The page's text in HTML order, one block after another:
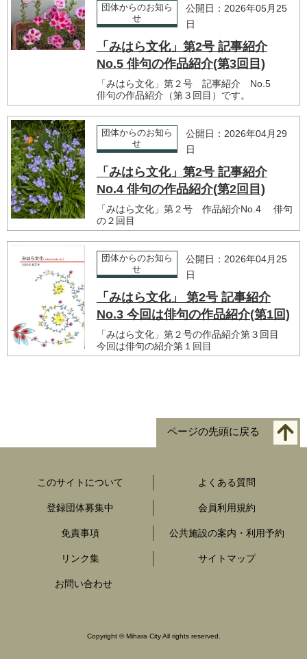
団体からのお知ら
せ
公開日：2026年05月25
日
「みはら文化」第2号 記事紹介
No.5 俳句の作品紹介(第3回目)
「みはら文化」第２号 記事紹介 No.5
俳句の作品紹介（第３回目）です。
団体からのお知ら
せ
公開日：2026年04月29
日
「みはら文化」第2号 記事紹介
No.4 俳句の作品紹介(第2回目)
「みはら文化」第２号 作品紹介No.4 俳句
の２回目
団体からのお知ら
せ
公開日：2026年04月25
日
「みはら文化」 第2号 記事紹介
No.3 今回は俳句の作品紹介(第1回)
「みはら文化」第２号の作品紹介第３回目
今回は俳句の紹介第１回目
ページの先頭に戻る
このサイトについて よくある質問
登録団体募集中 会員利用規約
免責事項 公共施設の案内・利用予約
リンク集 サイトマップ
お問い合わせ
Copyright ©Mihara City All rights reserved.